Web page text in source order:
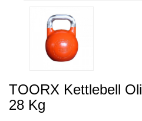
TOORX Kettlebell
28 Kg